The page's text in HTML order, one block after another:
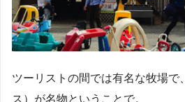
ツーリストの間では有名な牧場で
ス）が名物ということで。